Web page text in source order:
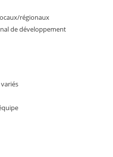
régionaux
de développement